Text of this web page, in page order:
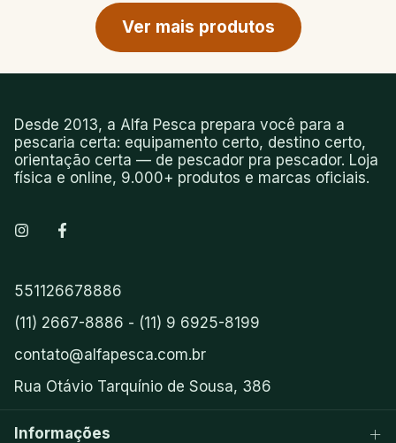
Ver mais produtos
Desde 2013, a Alfa Pesca prepara você para a
pescaria certa: equipamento certo, destino certo,
orientação certa — de pescador pra pescador. Loja
física e online, 9.000+ produtos e marcas oficiais.
551126678886
(11) 2667-8886 - (11) 9 6925-8199
contato@alfapesca.com.br
Rua Otávio Tarquínio de Sousa, 386
Informações